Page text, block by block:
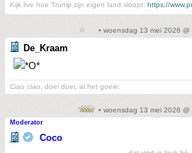
Kijk live hoe Trump zijn eigen land sloopt: https://
• woensdag 13 mei 2026 @
De_Kraam
Ciao ciao, doei doei, al het goeie.
• woensdag 13 mei 2026 @
Moderator
Coco